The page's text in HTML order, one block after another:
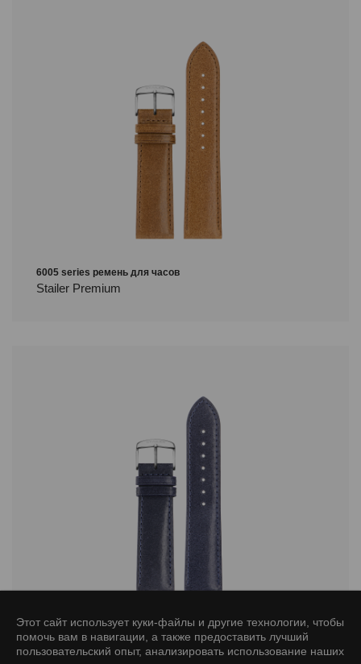
6005 series ремень для часов
Stailer Premium
6007 series ремень для часов
Stailer Premium
Этот сайт использует куки-файлы и другие технологии, чтобы
помочь вам в навигации, а также предоставить лучший
пользовательский опыт, анализировать использование наших